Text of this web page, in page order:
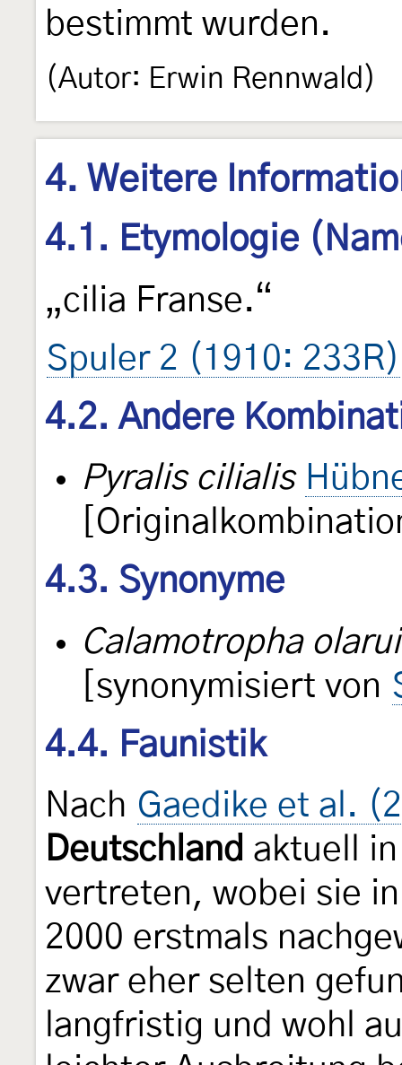
bestimmt wurden.
(Autor: Erwin Rennwald)
4. Weitere
4.1. Etymologie
„cilia Franse.“
Spuler 2 (1910: 233R)
4.2. Andere
Pyralis cilialis
4.3. Synonyme
Calamotropha olarui
[synonymisiert von
4.4. Faunistik
Nach Gaedike et al.
Deutschland aktuell
vertreten, wobei sie
2000 erstmals
zwar eher selten
langfristig und wohl